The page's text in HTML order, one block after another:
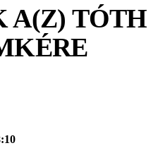
A(Z) TÓTH